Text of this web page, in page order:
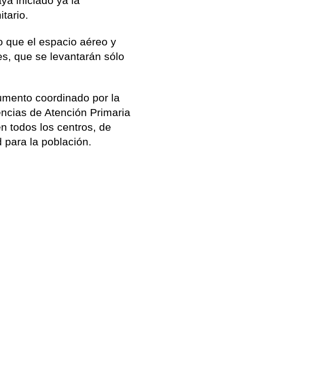
que el espacio aéreo y
que se levantarán sólo
coordinado por la
de Atención Primaria
todos los centros, de
para la población.